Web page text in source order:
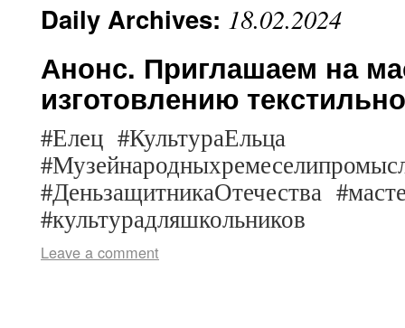
Daily Archives: 18.02.2024
Анонс. Приглашаем на
изготовлению
#Елец #КультураЕльца
#ДеньзащитникаОтечества
#культурадляшкольников
Leave a comment